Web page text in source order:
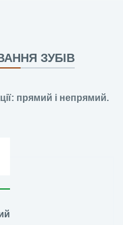
ЗУБІВ
прямий і непрямий.